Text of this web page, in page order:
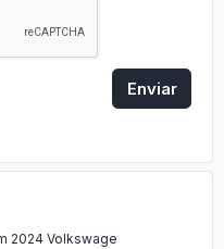
Enviar
2024 Volkswage